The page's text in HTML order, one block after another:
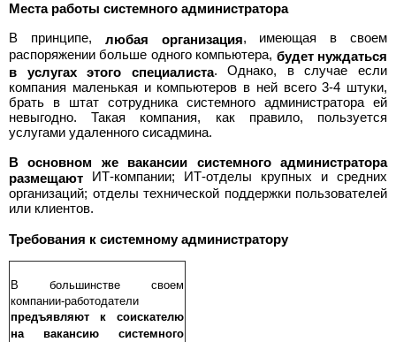
Места работы системного администратора
В принципе, любая организация, имеющая в своем
распоряжении больше одного компьютера, будет нуждаться
в услугах этого специалиста. Однако, в случае если
компания маленькая и компьютеров в ней всего 3-4 штуки,
брать в штат сотрудника системного администратора ей
невыгодно. Такая компания, как правило, пользуется
услугами удаленного сисадмина.
В основном же вакансии системного администратора
размещают ИТ-компании; ИТ-отделы крупных и средних
организаций; отделы технической поддержки пользователей
или клиентов.
Требования к системному администратору
В большинстве своем
компании-работодатели
предъявляют к соискателю
на вакансию системного